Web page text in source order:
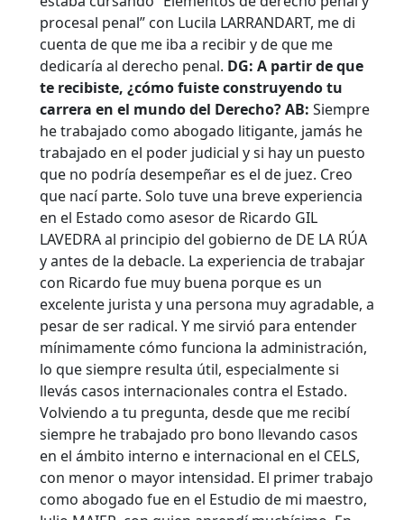
procesal penal” con Lucila LARRANDART, me di
cuenta de que me iba a recibir y de que me
dedicaría al derecho penal. DG: A partir de que
te recibiste, ¿cómo fuiste construyendo tu
carrera en el mundo del Derecho?AB: Siempre
he trabajado como abogado litigante, jamás he
trabajado en el poder judicial y si hay un puesto
que no podría desempeñar es el de juez. Creo
que nací parte. Solo tuve una breve experiencia
en el Estado como asesor de Ricardo GIL
LAVEDRA al principio del gobierno de DE LA RÚA
y antes de la debacle. La experiencia de trabajar
con Ricardo fue muy buena porque es un
excelente jurista y una persona muy agradable, a
pesar de ser radical. Y me sirvió para entender
mínimamente cómo funciona la administración,
lo que siempre resulta útil, especialmente si
llevás casos internacionales contra el Estado.
Volviendo a tu pregunta, desde que me recibí
siempre he trabajado pro bono llevando casos
en el ámbito interno e internacional en el CELS,
con menor o mayor intensidad. El primer trabajo
como abogado fue en el Estudio de mi maestro,